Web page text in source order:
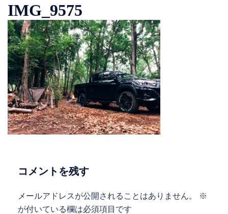
IMG_9575
コメントを残す
メールアドレスが公開されることはありません。
※
が付いている欄は必須項目です